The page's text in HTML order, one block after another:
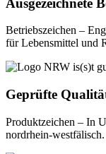
Betriebszeichen –
für Lebensmittel und
Geprüfte
Produktzeichen – In
nordrhein-westfälisch.